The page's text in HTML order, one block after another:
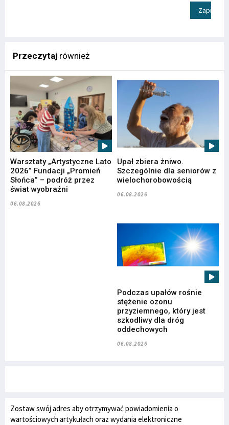
Zapisz
Przeczytaj również
Warsztaty „Artystyczne Lato
2026” Fundacji „Promień
Słońca” – podróż przez
świat wyobraźni
06.08.2026
Upał zbiera żniwo.
Szczególnie dla seniorów z
wielochorobowością
06.08.2026
Podczas upałów rośnie
stężenie ozonu
przyziemnego, który jest
szkodliwy dla dróg
oddechowych
06.08.2026
Zostaw swój adres aby otrzymywać powiadomienia o
wartościowych artykułach oraz wydania elektroniczne